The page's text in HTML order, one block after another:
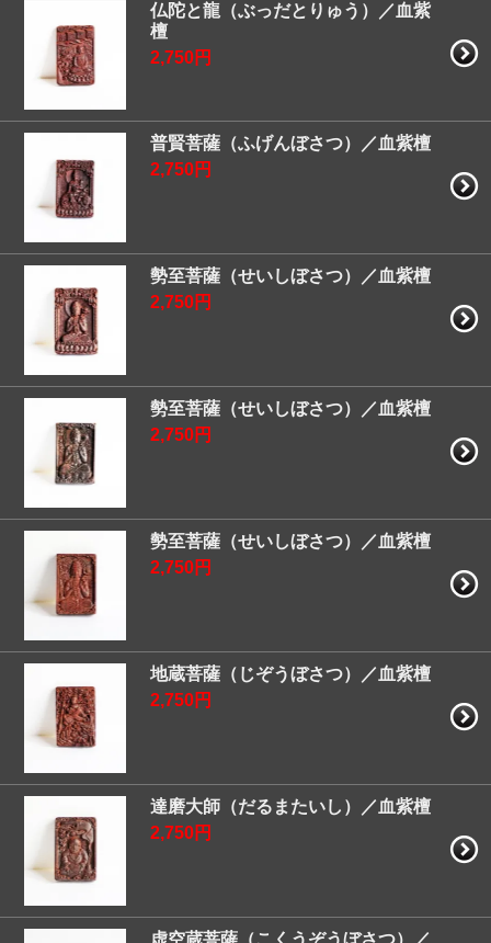
仏陀と龍（ぶっだとりゅう）／血紫
檀
2,750円
普賢菩薩（ふげんぼさつ）／血紫檀
2,750円
勢至菩薩（せいしぼさつ）／血紫檀
2,750円
勢至菩薩（せいしぼさつ）／血紫檀
2,750円
勢至菩薩（せいしぼさつ）／血紫檀
2,750円
地蔵菩薩（じぞうぼさつ）／血紫檀
2,750円
達磨大師（だるまたいし）／血紫檀
2,750円